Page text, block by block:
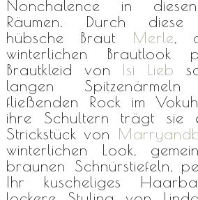
Nonchalence in
Räumen. Durch
hübsche Braut Merle,
winterlichen Brautlook
Brautkleid von Isi Lieb
langen
fließenden Rock im
ihre Schultern trägt sie
Strickstück von
winterlichen Look,
braunen Schnürstiefeln,
Ihr kuscheliges